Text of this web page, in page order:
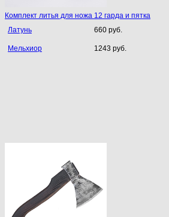
Комплект литья для ножа 12 гарда и пятка
Латунь
660 руб.
Мельхиор 1243 руб.